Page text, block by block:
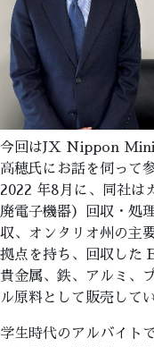
今回はJX Nippon
高穂氏にお話を伺って
2022 年8月に、同社は
廃電子機器）回収・処
収、オンタリオ州の主
拠点を持ち、回収した
貴金属、鉄、アルミ、
ル原料として販売して
学生時代のアルバイト